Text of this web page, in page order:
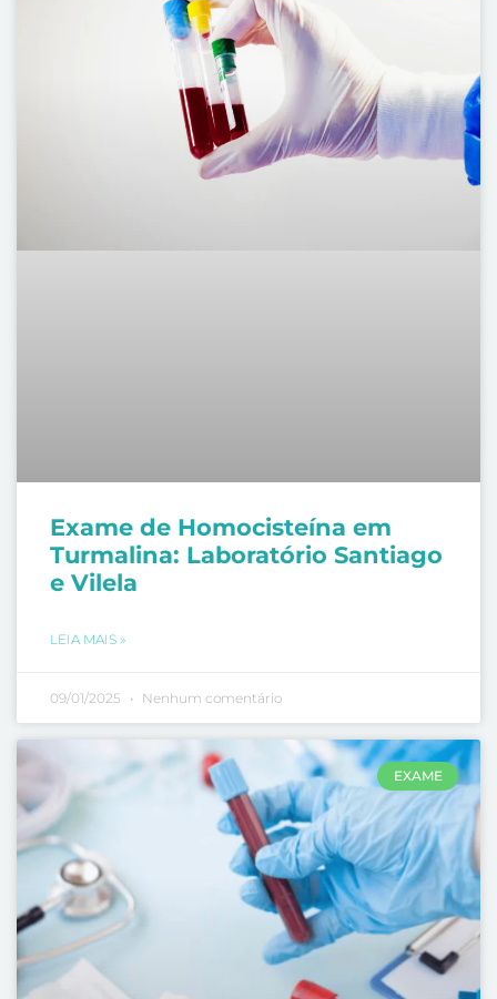
Exame de Homocisteína em
Turmalina: Laboratório Santiago
e Vilela
LEIA MAIS »
09/01/2025 Nenhum comentário
EXAME